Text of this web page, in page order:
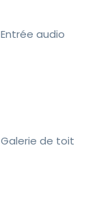
Entrée audio
Galerie de toit